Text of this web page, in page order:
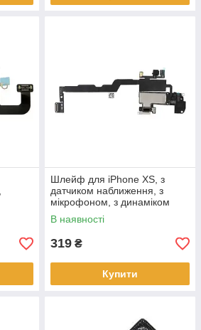
Шлейф для iPhone XS, з
датчиком наближення, з
мікрофоном, з динаміком
В наявності
319 ₴
Купити